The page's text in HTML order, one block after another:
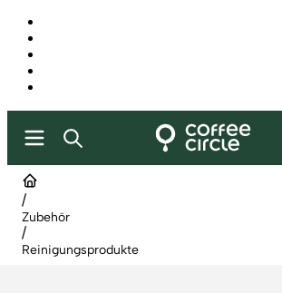
/
Zubehör
/
Reinigungsprodukte